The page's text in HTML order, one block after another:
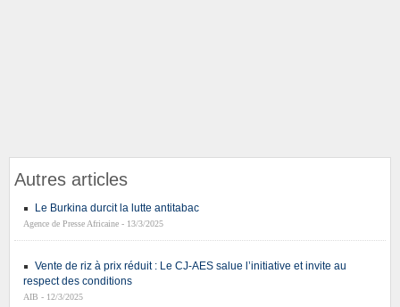
Autres articles
Le Burkina durcit la lutte antitabac
Agence de Presse Africaine - 13/3/2025
Vente de riz à prix réduit : Le CJ-AES salue l’initiative et invite au
respect des conditions
AIB - 12/3/2025